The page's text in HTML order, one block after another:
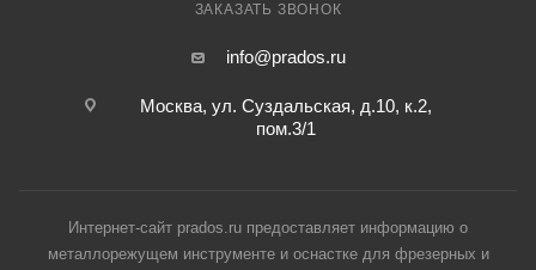
ЗАКАЗАТЬ ЗВОНОК
info@prados.ru
Москва, ул. Суздальская, д.10, к.2,
пом.3/1
Интернет-сайт prados.ru предоставляет информацию о
металлорежущем инструменте и оснастке для фрезерных и